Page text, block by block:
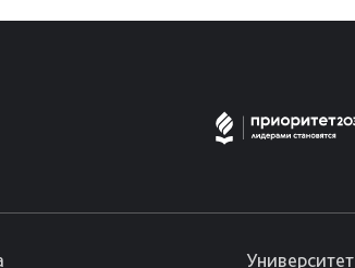
Университет